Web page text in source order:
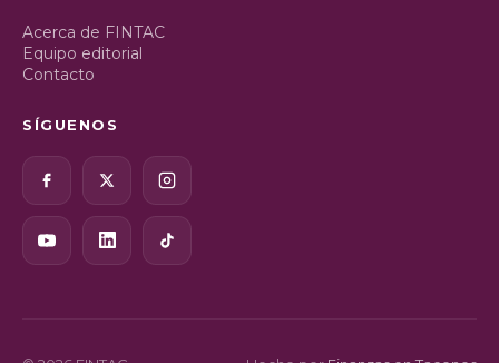
Acerca de FINTAC
Equipo editorial
Contacto
SÍGUENOS